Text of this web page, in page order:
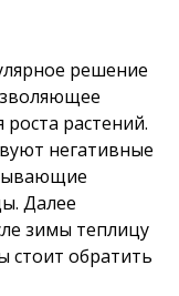
решение
растений.
негативные
Далее
зимы теплицу
стоит обратить